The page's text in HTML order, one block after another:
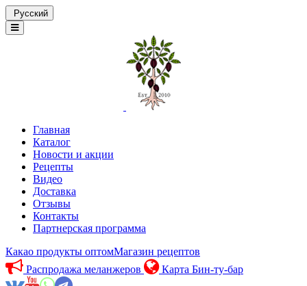
Русский
Главная
Каталог
Новости и акции
Рецепты
Видео
Доставка
Отзывы
Контакты
Партнерская программа
Какао продукты оптомМагазин рецептов
Распродажа меланжеров
Карта Бин-ту-бар